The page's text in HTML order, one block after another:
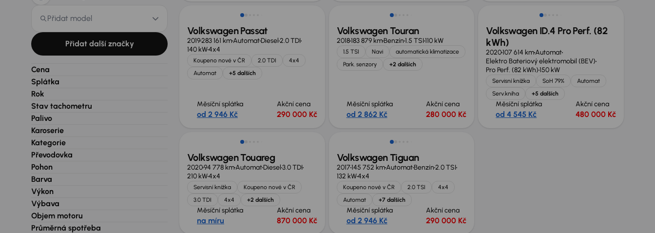
Přidat model
Přidat další značky
Cena
Splátka
Rok
Stav tachometru
Palivo
Karoserie
Kategorie
Převodovka
Pohon
Barva
Výkon
Výbava
Objem motoru
Průměrná spotřeba
Volkswagen Passat
2019283 161 kmAutomatDiesel2.0 TDI
140 kW4x4
Koupeno nové v ČR 2.0 TDI
4x4
Automat
+5 dalších
Měsíční splátka
od 2 946 Kč
Akční cena
290 000 Kč
Volkswagen Touran
2018183 879 kmBenzín1.5 TSI110 kW
1.5 TSI Navi
automatická klimatizace
Park. senzory
+2 dalších
Měsíční splátka
od 2 862 Kč
Akční cena
280 000 Kč
Volkswagen ID.4 Pro Perf. (82
kWh)
2020107 614 kmAutomat
Elektro Bateriový elektromobil (BEV)
Pro Perf. (82 kWh)150 kW
Servisní knížka SoH 79%
Automat
Serv.kniha
+5 dalších
Měsíční splátka
od 4 545 Kč
Akční cena
480 000 Kč
Zlevněno o 90 000 Kč
Volkswagen Touareg
202094 778 kmAutomatDiesel3.0 TDI
210 kW4x4
Servisní knížka
Koupeno nové v ČR
3.0 TDI
4x4 +2 dalších
Měsíční splátka
na míru
Akční cena
870 000 Kč
Zlevněno o 80 000 Kč
Volkswagen Tiguan
2017145 752 kmAutomatBenzín2.0 TSI
132 kW4x4
Koupeno nové v ČR 2.0 TSI
4x4
Automat
+7 dalších
Měsíční splátka
od 2 946 Kč
Akční cena
290 000 Kč
Zlevněno o 20 000 Kč